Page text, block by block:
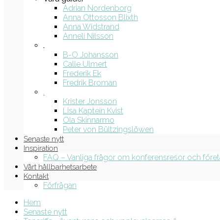
Adrian Nordenborg
Anna Ottosson Blixth
Anna Widstrand
Anneli Nilsson
.
B-O Johansson
Calle Ulmert
Frederik Ek
Fredrik Broman
.
Krister Jonsson
Lisa Kaptein Kvist
Ola Skinnarmo
Peter von Bültzingslöwen
Senaste nytt
Inspiration
FAQ – Vanliga frågor om konferensresor och
Vårt hållbarhetsarbete
Kontakt
Förfrågan
Hem
Senaste nytt